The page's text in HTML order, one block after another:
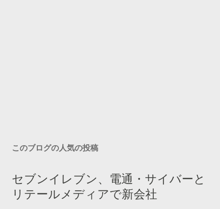
このブログの人気の投稿
セブンイレブン、電通・サイバーと
リテールメディアで新会社